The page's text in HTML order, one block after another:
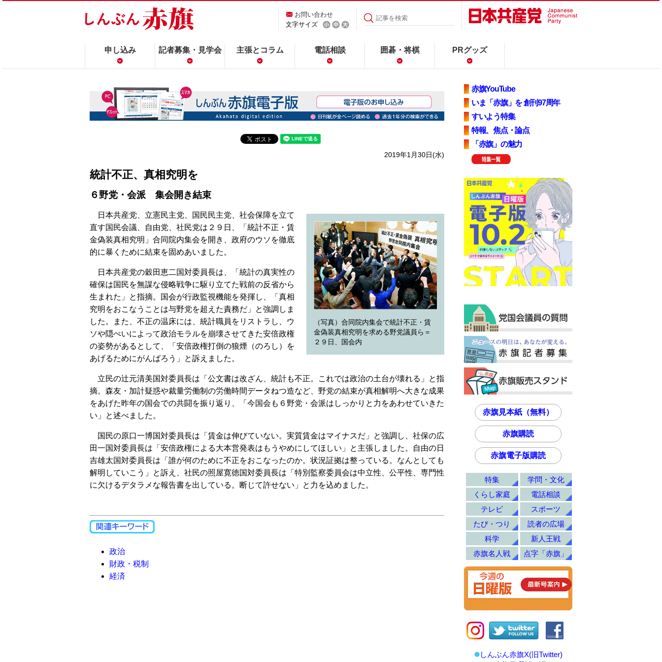
お問い合わせ
文字サイズ
申し込み 記者募集・見学会 主張とコラム 電話相談 囲碁・将棋 PRグッズ
2019年1月30日(水)
統計不正、真相究明を
６野党・会派 集会開き結束
（写真）合同院内集会で統計不正・賃
金偽装真相究明を求める野党議員ら＝
２９日、国会内
日本共産党、立憲民主党、国民民主党、社会保障を立て
直す国民会議、自由党、社民党は２９日、「統計不正・賃
金偽装真相究明」合同院内集会を開き、政府のウソを徹底
的に暴くために結束を固めあいました。
日本共産党の穀田恵二国対委員長は、「統計の真実性の
確保は国民を無謀な侵略戦争に駆り立てた戦前の反省から
生まれた」と指摘。国会が行政監視機能を発揮し、「真相
究明をおこなうことは与野党を超えた責務だ」と強調しま
した。また、不正の温床には、統計職員をリストラし、ウ
ソや隠ぺいによって政治モラルを崩壊させてきた安倍政権
の姿勢があるとして、「安倍政権打倒の狼煙（のろし）を
あげるためにがんばろう」と訴えました。
立民の辻元清美国対委員長は「公文書は改ざん、統計も不正。これでは政治の土台が壊れる」と指
摘。森友・加計疑惑や裁量労働制の労働時間データねつ造など、野党の結束が真相解明へ大きな成果
をあげた昨年の国会での共闘を振り返り、「今国会も６野党・会派はしっかりと力をあわせていきた
い」と述べました。
国民の原口一博国対委員長は「賃金は伸びていない。実質賃金はマイナスだ」と強調し、社保の広
田一国対委員長は「安倍政権による大本営発表はもうやめにしてほしい」と主張しました。自由の日
吉雄太国対委員長は「誰が何のために不正をおこなったのか。状況証拠は整っている。なんとしても
解明していこう」と訴え、社民の照屋寛徳国対委員長は「特別監察委員会は中立性、公平性、専門性
に欠けるデタラメな報告書を出している。断じて許せない」と力を込めました。
政治
財政・税制
経済
赤旗YouTube
いま「赤旗」を 創刊97周年
すいよう特集
特報、焦点・論点
「赤旗」の魅力
赤旗見本紙（無料）
赤旗購読
赤旗電子版購読
特集
学問・文化
くらし家庭
電話相談
テレビ
スポーツ
たび・つり
読者の広場
科学
新人王戦
赤旗名人戦
点字「赤旗」
しんぶん赤旗X(旧Twitter)